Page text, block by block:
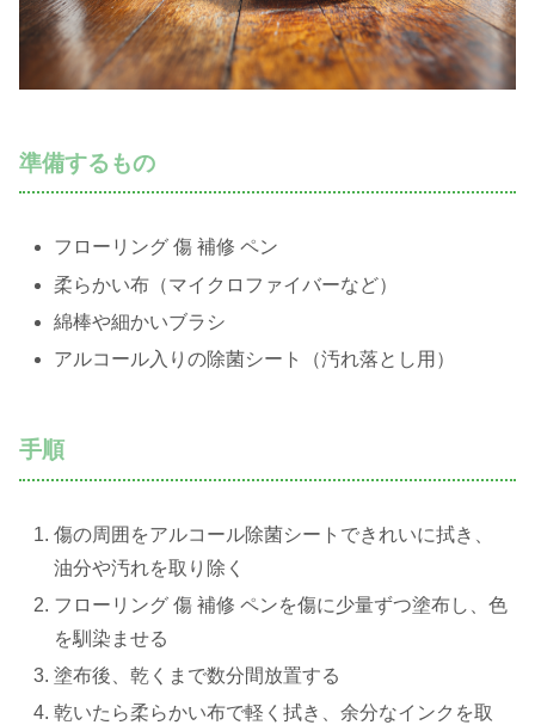
準備するもの
フローリング 傷 補修 ペン
柔らかい布（マイクロファイバーなど）
綿棒や細かいブラシ
アルコール入りの除菌シート（汚れ落とし用）
手順
傷の周囲をアルコール除菌シートできれいに拭き、
油分や汚れを取り除く
フローリング 傷 補修 ペンを傷に少量ずつ塗布し、色
を馴染ませる
塗布後、乾くまで数分間放置する
乾いたら柔らかい布で軽く拭き、余分なインクを取